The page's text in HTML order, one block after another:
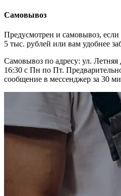
Самовывоз
Предусмотрен и самовывоз,
5 тыс. рублей или вам удобнее
Самовывоз по адресу: ул.
16:30 с Пн по Пт.
сообщение в мессенджер за 30